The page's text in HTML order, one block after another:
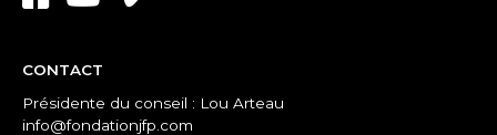
CONTACT
Présidente du conseil : Lou Arteau
info@fondationjfp.com